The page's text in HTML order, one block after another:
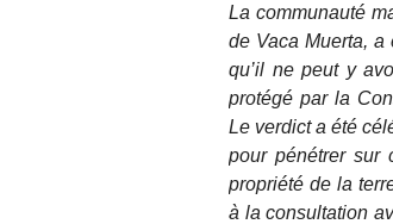
La communauté
de Vaca Muerta,
qu’il ne peut y
protégé par la
Le verdict a été
pour pénétrer sur
propriété de la
à la consultation